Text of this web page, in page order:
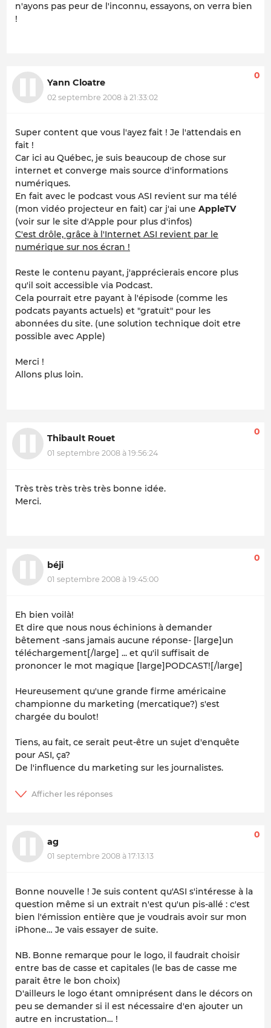
n'ayons pas peur de l'inconnu, essayons, on verra bien
!
Yann Cloatre
02 septembre 2008 à 21:33:02
0
Super content que vous l'ayez fait ! Je l'attendais en
fait !
Car ici au Québec, je suis beaucoup de chose sur
internet et converge mais source d'informations
numériques.
En fait avec le podcast vous ASI revient sur ma télé
(mon vidéo projecteur en fait) car j'ai une AppleTV
(voir sur le site d'Apple pour plus d'infos)
C'est drôle, grâce à l'Internet ASI revient par le
numérique sur nos écran !
Reste le contenu payant, j'apprécierais encore plus
qu'il soit accessible via Podcast.
Cela pourrait etre payant à l'épisode (comme les
podcats payants actuels) et "gratuit" pour les
abonnées du site. (une solution technique doit etre
possible avec Apple)
Merci !
Allons plus loin.
Thibault Rouet
01 septembre 2008 à 19:56:24
0
Très très très très très bonne idée.
Merci.
béji
01 septembre 2008 à 19:45:00
0
Eh bien voilà!
Et dire que nous nous échinions à demander
bêtement -sans jamais aucune réponse- [large]un
téléchargement[/large] ... et qu'il suffisait de
prononcer le mot magique [large]PODCAST![/large]
Heureusement qu'une grande firme américaine
championne du marketing (mercatique?) s'est
chargée du boulot!
Tiens, au fait, ce serait peut-être un sujet d'enquête
pour ASI, ça?
De l'influence du marketing sur les journalistes.
ag
01 septembre 2008 à 17:13:13
0
Bonne nouvelle ! Je suis content qu'ASI s'intéresse à la
question même si un extrait n'est qu'un pis-allé : c'est
bien l'émission entière que je voudrais avoir sur mon
iPhone… Je vais essayer de suite.
NB. Bonne remarque pour le logo, il faudrait choisir
entre bas de casse et capitales (le bas de casse me
parait être le bon choix)
D'ailleurs le logo étant omniprésent dans le décors on
peu se demander si il est nécessaire d'en ajouter un
autre en incrustation… !